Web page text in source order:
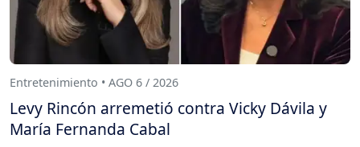
Entretenimiento • AGO 6 / 2026
Levy Rincón arremetió contra Vicky Dávila y
María Fernanda Cabal